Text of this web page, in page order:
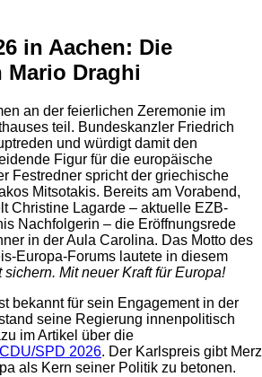
in Aachen: Die
Mario Draghi
an der feierlichen Zeremonie im
teil. Bundeskanzler Friedrich
und würdigt damit den
Figur für die europäische
Festredner spricht der griechische
Mitsotakis. Bereits am Vorabend,
Christine Lagarde – aktuelle EZB-
Nachfolgerin – die Eröffnungsrede
in der Aula Carolina. Das Motto des
Europa-Forums lautete in diesem
Mit neuer Kraft für Europa!
bekannt für sein Engagement in der
seine Regierung innenpolitisch
im Artikel über die
SPD 2026. Der Karlspreis gibt Merz
als Kern seiner Politik zu betonen.